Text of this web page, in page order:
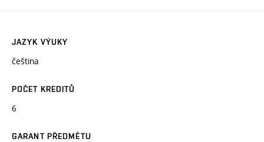
JAZYK VÝUKY
čeština
POČET KREDITŮ
6
GARANT PŘEDMĚTU